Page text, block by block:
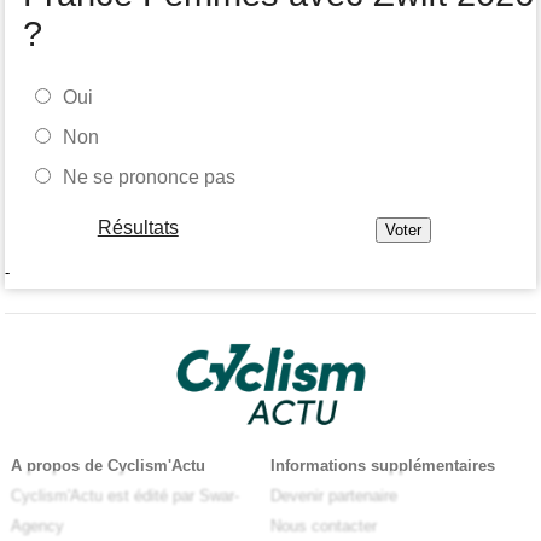
?
Oui
Non
Ne se prononce pas
Résultats
-
A propos de Cyclism'Actu
Cyclism'Actu est édité par Swar-
Agency
Informations supplémentaires
Devenir partenaire
Nous contacter